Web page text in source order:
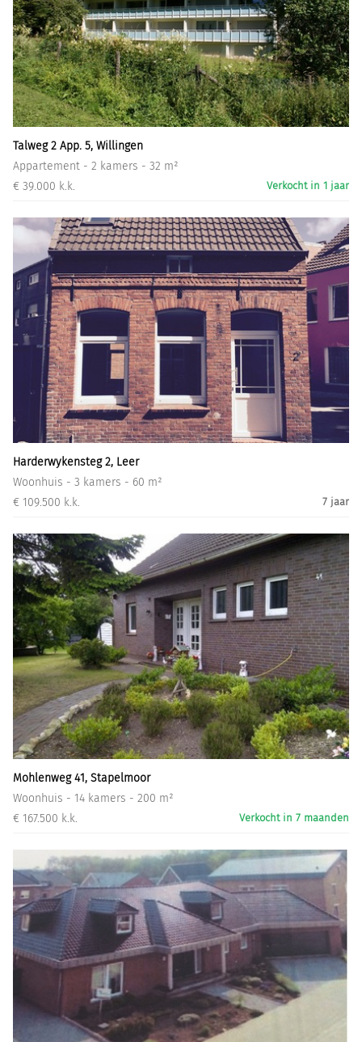
Talweg 2 App. 5, Willingen
Appartement - 2 kamers - 32 m²
€ 39.000 k.k.
Verkocht in 1 jaar
Harderwykensteg 2, Leer
Woonhuis - 3 kamers - 60 m²
€ 109.500 k.k.
7 jaar
Mohlenweg 41, Stapelmoor
Woonhuis - 14 kamers - 200 m²
€ 167.500 k.k.
Verkocht in 7 maanden